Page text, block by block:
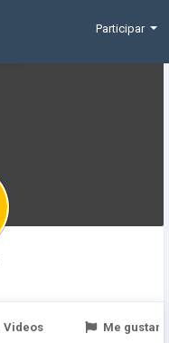
Participar
Videos Me gustan